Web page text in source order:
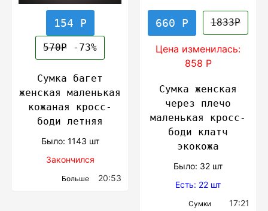
154 Р
570Р -73%
Сумка багет
женская маленькая
кожаная кросс-
боди летняя
Было: 1143 шт
Закончился
Больше 20:53
660 Р 1833Р
Цена изменилась:
858 Р
Сумка женская
через плечо
маленькая кросс-
боди клатч
экокожа
Было: 32 шт
Есть: 22 шт
Сумки 17:21